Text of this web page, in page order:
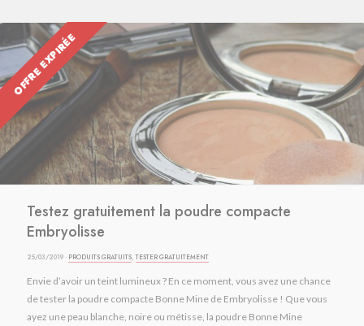
OFFRE EXPIRÉE
Testez gratuitement la poudre compacte
Embryolisse
25/03/2019 · PRODUITS GRATUITS,TESTER GRATUITEMENT
Envie d’avoir un teint lumineux ? En ce moment, vous avez une chance
de tester la poudre compacte Bonne Mine de Embryolisse ! Que vous
ayez une peau blanche, noire ou métisse, la poudre Bonne Mine